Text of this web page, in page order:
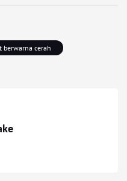
berwarna cerah